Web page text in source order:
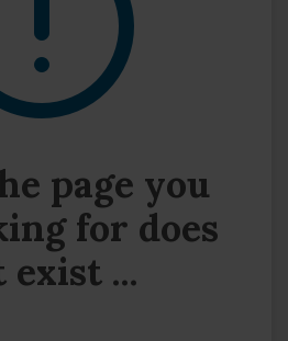
page you
for does
exist ...